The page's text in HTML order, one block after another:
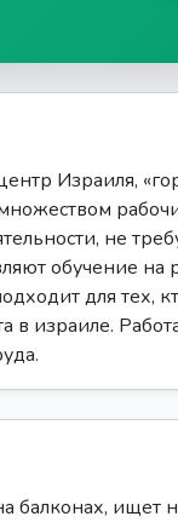
Израиля,
не
обучение на
для тех,
в израиле.
ищет